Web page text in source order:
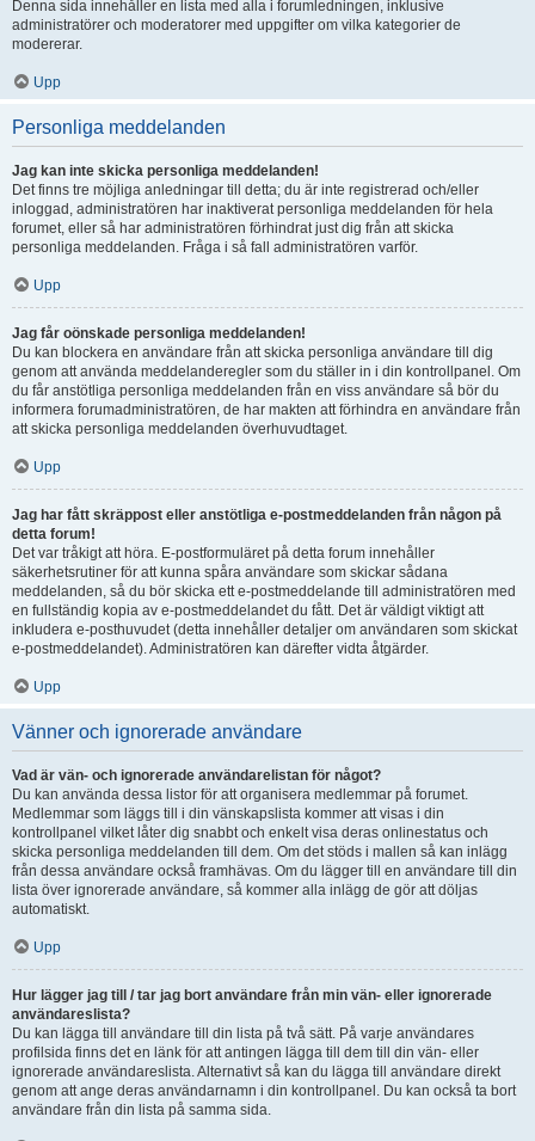
Denna sida innehåller en lista med alla i forumledningen, inklusive
administratörer och moderatorer med uppgifter om vilka kategorier de
modererar.
Upp
Personliga meddelanden
Jag kan inte skicka personliga meddelanden!
Det finns tre möjliga anledningar till detta; du är inte registrerad och/eller
inloggad, administratören har inaktiverat personliga meddelanden för hela
forumet, eller så har administratören förhindrat just dig från att skicka
personliga meddelanden. Fråga i så fall administratören varför.
Upp
Jag får oönskade personliga meddelanden!
Du kan blockera en användare från att skicka personliga användare till dig
genom att använda meddelanderegler som du ställer in i din kontrollpanel. Om
du får anstötliga personliga meddelanden från en viss användare så bör du
informera forumadministratören, de har makten att förhindra en användare från
att skicka personliga meddelanden överhuvudtaget.
Upp
Jag har fått skräppost eller anstötliga e-postmeddelanden från någon på
detta forum!
Det var tråkigt att höra. E-postformuläret på detta forum innehåller
säkerhetsrutiner för att kunna spåra användare som skickar sådana
meddelanden, så du bör skicka ett e-postmeddelande till administratören med
en fullständig kopia av e-postmeddelandet du fått. Det är väldigt viktigt att
inkludera e-posthuvudet (detta innehåller detaljer om användaren som skickat
e-postmeddelandet). Administratören kan därefter vidta åtgärder.
Upp
Vänner och ignorerade användare
Vad är vän- och ignorerade användarelistan för något?
Du kan använda dessa listor för att organisera medlemmar på forumet.
Medlemmar som läggs till i din vänskapslista kommer att visas i din
kontrollpanel vilket låter dig snabbt och enkelt visa deras onlinestatus och
skicka personliga meddelanden till dem. Om det stöds i mallen så kan inlägg
från dessa användare också framhävas. Om du lägger till en användare till din
lista över ignorerade användare, så kommer alla inlägg de gör att döljas
automatiskt.
Upp
Hur lägger jag till / tar jag bort användare från min vän- eller ignorerade
användareslista?
Du kan lägga till användare till din lista på två sätt. På varje användares
profilsida finns det en länk för att antingen lägga till dem till din vän- eller
ignorerade användareslista. Alternativt så kan du lägga till användare direkt
genom att ange deras användarnamn i din kontrollpanel. Du kan också ta bort
användare från din lista på samma sida.